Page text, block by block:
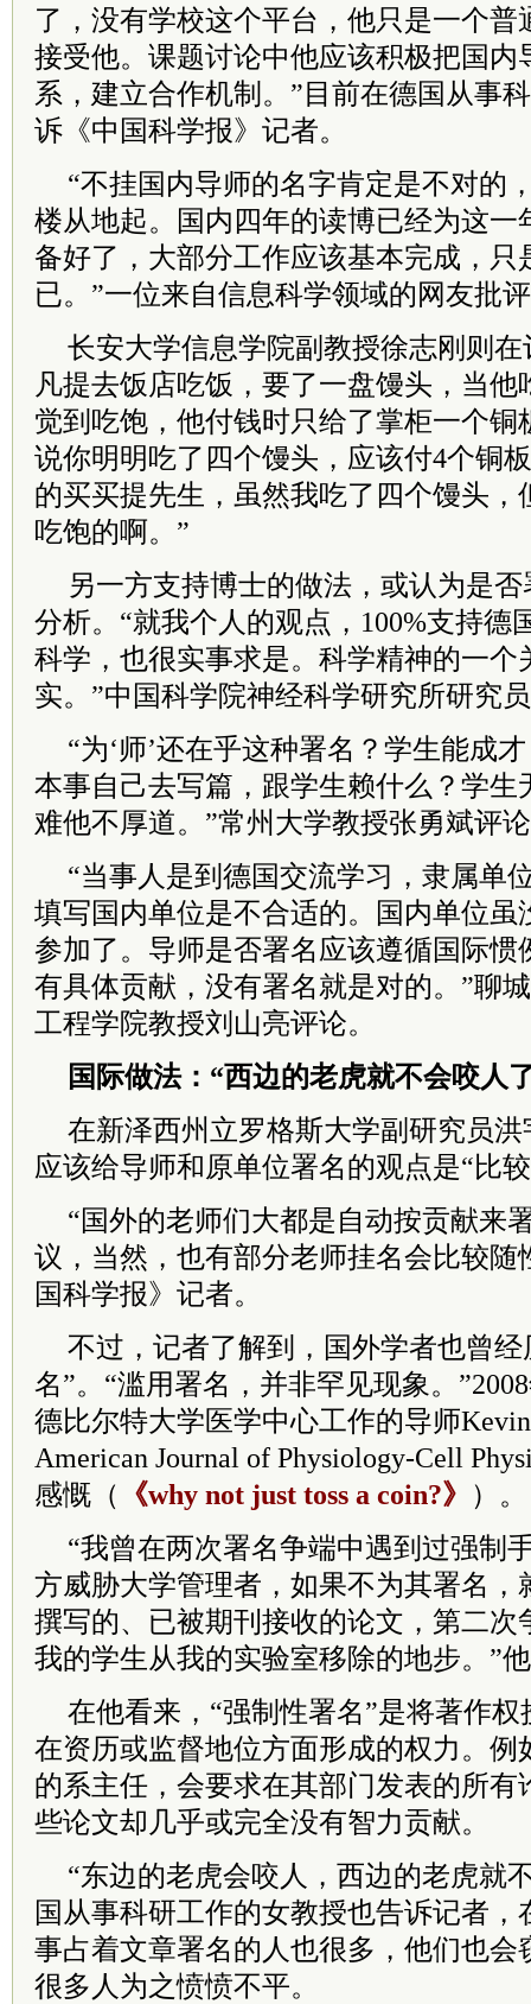
了，没有学校这个平台，他只是一个普
接受他。课题讨论中他应该积极把国内
系，建立合作机制。”目前在德国从事
诉《中国科学报》记者。
“不挂国内导师的名字肯定是不对的
楼从地起。国内四年的读博已经为这一
备好了，大部分工作应该基本完成，只
已。”一位来自信息科学领域的网友批
长安大学信息学院副教授徐志刚则
凡提去饭店吃饭，要了一盘馒头，当他
觉到吃饱，他付钱时只给了掌柜一个铜
说你明明吃了四个馒头，应该付4个铜
的买买提先生，虽然我吃了四个馒头，
吃饱的啊。”
另一方支持博士的做法，或认为是
分析。“就我个人的观点，100%支持德
科学，也很实事求是。科学精神的一个
实。”中国科学院神经科学研究所研究
“为‘师’还在乎这种署名？学生能成
本事自己去写篇，跟学生赖什么？学生
难他不厚道。”常州大学教授张勇斌评
“当事人是到德国交流学习，隶属单
填写国内单位是不合适的。国内单位虽
参加了。导师是否署名应该遵循国际惯
有具体贡献，没有署名就是对的。”聊
工程学院教授刘山亮评论。
国际做法：“西边的老虎就不会咬人
在新泽西州立罗格斯大学副研究员
应该给导师和原单位署名的观点是“比
“国外的老师们大都是自动按贡献来
议，当然，也有部分老师挂名会比较随
国科学报》记者。
不过，记者了解到，国外学者也曾经
名”。“滥用署名，并非罕见现象。
德比尔特大学医学中心工作的导师
American Journal of Physiology-Cell
感慨（
《why not just toss a coin?》 ）。
“我曾在两次署名争端中遇到过强制
方威胁大学管理者，如果不为其署名，
撰写的、已被期刊接收的论文，第二次
我的学生从我的实验室移除的地步。”
在他看来，“强制性署名”是将著作
在资历或监督地位方面形成的权力。例
的系主任，会要求在其部门发表的所有
些论文却几乎或完全没有智力贡献。
“东边的老虎会咬人，西边的老虎就
国从事科研工作的女教授也告诉记者，
事占着文章署名的人也很多，他们也会
很多人为之愤愤不平。